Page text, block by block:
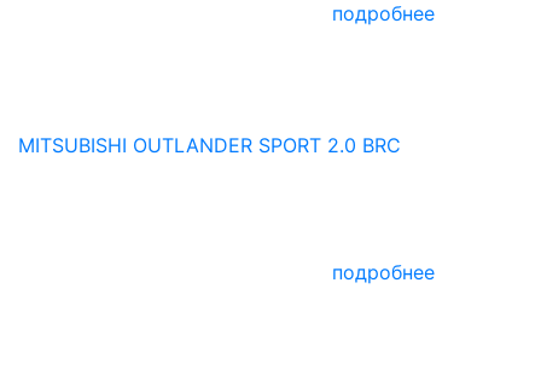
подробнее
MITSUBISHI OUTLANDER SPORT 2.0 BRC
подробнее